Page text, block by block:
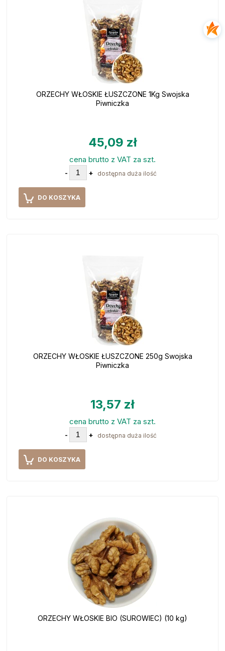
ORZECHY WŁOSKIE ŁUSZCZONE 1Kg Swojska
Piwniczka
45,09 zł
cena brutto z VAT za szt.
- + dostępna duża ilość
DO KOSZYKA
ORZECHY WŁOSKIE ŁUSZCZONE 250g Swojska
Piwniczka
13,57 zł
cena brutto z VAT za szt.
- + dostępna duża ilość
DO KOSZYKA
ORZECHY WŁOSKIE BIO (SUROWIEC) (10 kg)